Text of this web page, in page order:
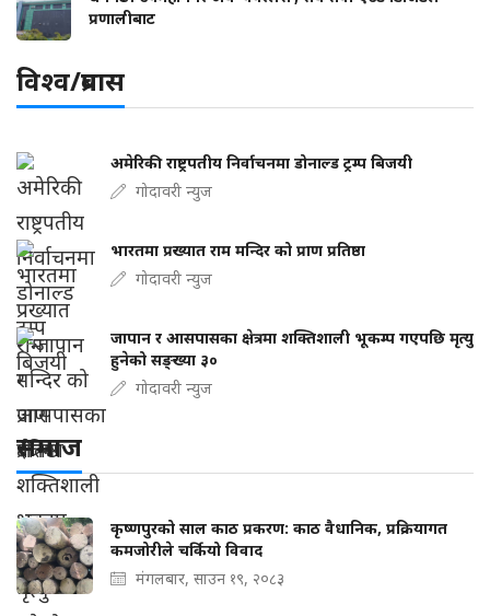
प्रणालीबाट
विश्व/प्रबास
अमेरिकी राष्ट्रपतीय निर्वाचनमा डोनाल्ड ट्रम्प बिजयी
गोदावरी न्युज
भारतमा प्रख्यात राम मन्दिर को प्राण प्रतिष्ठा
गोदावरी न्युज
जापान र आसपासका क्षेत्रमा शक्तिशाली भूकम्प गएपछि मृत्यु
हुनेको सङ्ख्या ३०
गोदावरी न्युज
समाज
कृष्णपुरको साल काठ प्रकरण: काठ वैधानिक, प्रक्रियागत
कमजोरीले चर्कियो विवाद
मंगलबार, साउन १९, २०८३